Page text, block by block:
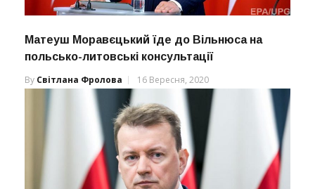
Матеуш Моравєцький їде до Вільнюса на
польсько-литовські консультації
By Світлана Фролова 16 Вересня, 2020